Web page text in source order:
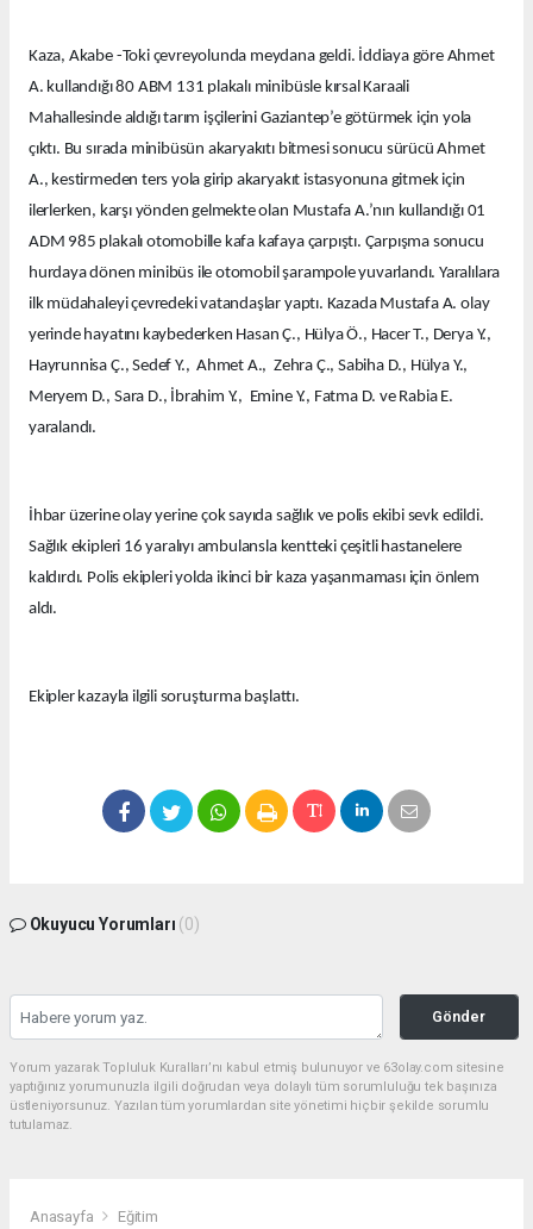
Kaza, Akabe -Toki çevreyolunda meydana geldi. İddiaya göre Ahmet
A. kullandığı 80 ABM 131 plakalı minibüsle kırsal Karaali
Mahallesinde aldığı tarım işçilerini Gaziantep’e götürmek için yola
çıktı. Bu sırada minibüsün akaryakıtı bitmesi sonucu sürücü Ahmet
A., kestirmeden ters yola girip akaryakıt istasyonuna gitmek için
ilerlerken, karşı yönden gelmekte olan Mustafa A.’nın kullandığı 01
ADM 985 plakalı otomobille kafa kafaya çarpıştı. Çarpışma sonucu
hurdaya dönen minibüs ile otomobil şarampole yuvarlandı. Yaralılara
ilk müdahaleyi çevredeki vatandaşlar yaptı. Kazada Mustafa A. olay
yerinde hayatını kaybederken Hasan Ç., Hülya Ö., Hacer T., Derya Y.,
Hayrunnisa Ç., Sedef Y., Ahmet A., Zehra Ç., Sabiha D., Hülya Y.,
Meryem D., Sara D., İbrahim Y., Emine Y., Fatma D. ve Rabia E.
yaralandı.
İhbar üzerine olay yerine çok sayıda sağlık ve polis ekibi sevk edildi.
Sağlık ekipleri 16 yaralıyı ambulansla kentteki çeşitli hastanelere
kaldırdı. Polis ekipleri yolda ikinci bir kaza yaşanmaması için önlem
aldı.
Ekipler kazayla ilgili soruşturma başlattı.
Okuyucu Yorumları (0)
Gönder
Yorum yazarak Topluluk Kuralları’nı kabul etmiş bulunuyor ve 63olay.com sitesine
yaptığınız yorumunuzla ilgili doğrudan veya dolaylı tüm sorumluluğu tek başınıza
üstleniyorsunuz. Yazılan tüm yorumlardan site yönetimi hiçbir şekilde sorumlu
tutulamaz.
Anasayfa Eğitim